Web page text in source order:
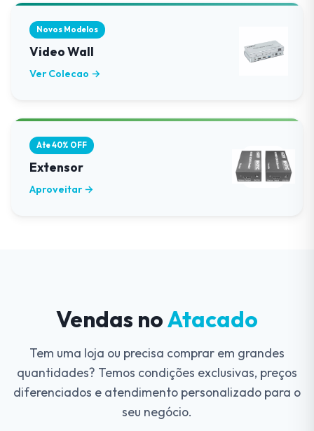
Novos Modelos
Video Wall
Ver Colecao →
Ate 40% OFF
Extensor
Aproveitar →
Vendas noAtacado
Tem uma loja ou precisa comprar em grandes
quantidades? Temos condições exclusivas, preços
diferenciados e atendimento personalizado para o
seu negócio.